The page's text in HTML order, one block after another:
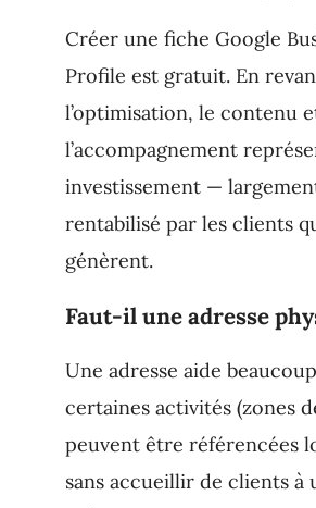
Créer une fiche Google
Profile est gratuit. En
l’optimisation, le contenu
l’accompagnement
investissement —
rentabilisé par les clients
génèrent.
Faut-il une adresse
Une adresse aide
certaines activités (zones
peuvent être référencées
sans accueillir de clients à